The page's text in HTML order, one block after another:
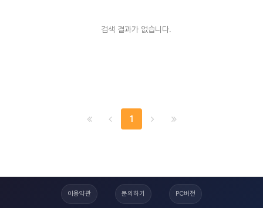
검색 결과가 없습니다.
1
이용약관 문의하기 PC버전